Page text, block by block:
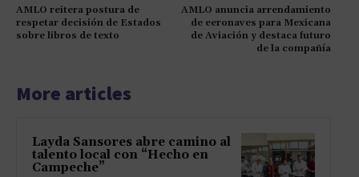
AMLO reitera postura de
respetar decisión de Estados
sobre libros de texto
AMLO anuncia arrendamiento
de eeronaves para Mexicana
de Aviación y destaca futuro
de la compañía
More articles
Layda Sansores abre camino al
talento local con “Hecho en
Campeche”